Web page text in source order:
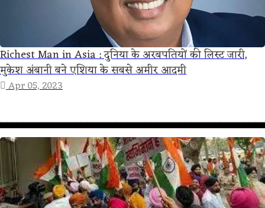
Richest Man in Asia : दुनिया के अरबपतियों की लिस्ट जारी,
मुकेश अंबानी बने एशिया के सबसे अमीर आदमी
Apr 05, 2023